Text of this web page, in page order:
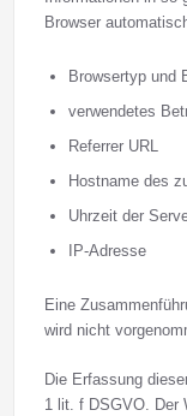
Browser
Browsertyp und
verwendetes
Referrer URL
Hostname des
Uhrzeit der
IP-Adresse
Eine
wird nicht
Die Erfassung
1 lit. f DSGVO. Der